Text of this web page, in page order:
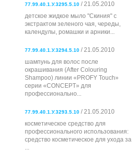
77.99.40.1.У.3295.5.10 / 21.05.2010
детское жидкое мыло "Скиния" с
экстрактом зеленого чая, череды,
календулы, ромашки и арники...
77.99.40.1.У.3294.5.10 / 21.05.2010
шампунь для волос после
окрашивания (After Colouring
Shampoo) линии «PROFY Touch»
серии «CONCEPT» для
профессионально...
77.99.40.1.У.3293.5.10 / 21.05.2010
косметическое средство для
профессионального использования:
cредство косметическое для ухода за
...